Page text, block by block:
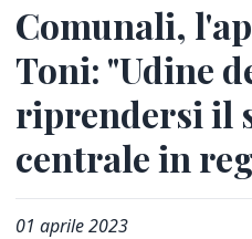
Comunali,
Toni: "Udine
riprendersi il
centrale in
01 aprile 2023